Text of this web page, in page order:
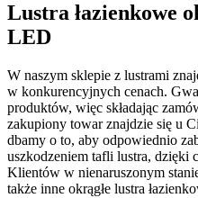
Lustra łazienkowe
LED
W naszym sklepie z lustrami
w konkurencyjnych cenach.
produktów, więc składając
zakupiony towar znajdzie się u
dbamy o to, aby odpowiednio
uszkodzeniem tafli lustra, dzięki
Klientów w nienaruszonym
także inne okrągłe lustra